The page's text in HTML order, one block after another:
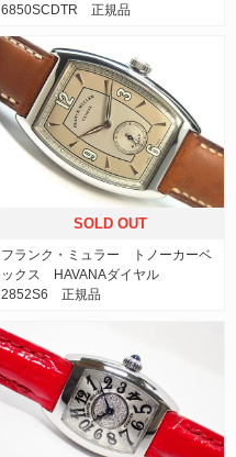
6850SCDTR 正規品
SOLD OUT
フランク・ミュラー トノーカーベ
ックス HAVANAダイヤル
2852S6 正規品